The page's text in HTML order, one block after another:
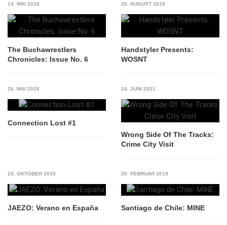
14. MAI 2016
The Buchawrestlers
Chronicles: Issue No. 6
20. AUGUST 2019
Handstyler Presents:
WOSNT
26. MAI 2026
Connection Lost #1
24. JUNI 2021
Wrong Side Of The Tracks:
Crime City Visit
23. OKTOBER 2025
JAEZO: Verano en España
20. FEBRUAR 2019
Santiago de Chile: MINE